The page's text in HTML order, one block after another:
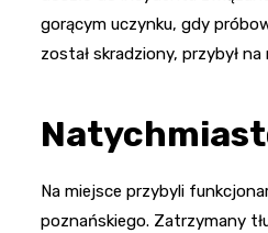
gorącym uczynku, gdy
został skradziony, przybył
Na miejsce przybyli
poznańskiego. Zatrzymany